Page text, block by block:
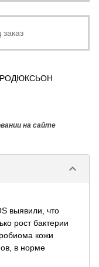
на сайте
keyboard_arrow_down
выявили, что
рост бактерии
кожи
в норме